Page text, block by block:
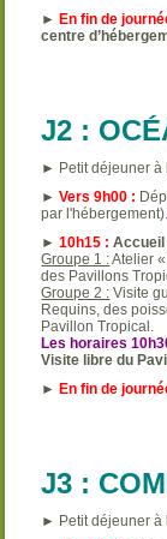
►En fin de
centre
J2 :
► Petit déjeuner à
►Vers 9h00 :
par
►10h15 : Accueil
Groupe 1 :Atelier
des Pavillons
Groupe 2 : Visite
Requins, des
Pavillon Tropical.
Les horaires
Visite libre du
►En fin de
J3 :
► Petit déjeuner à